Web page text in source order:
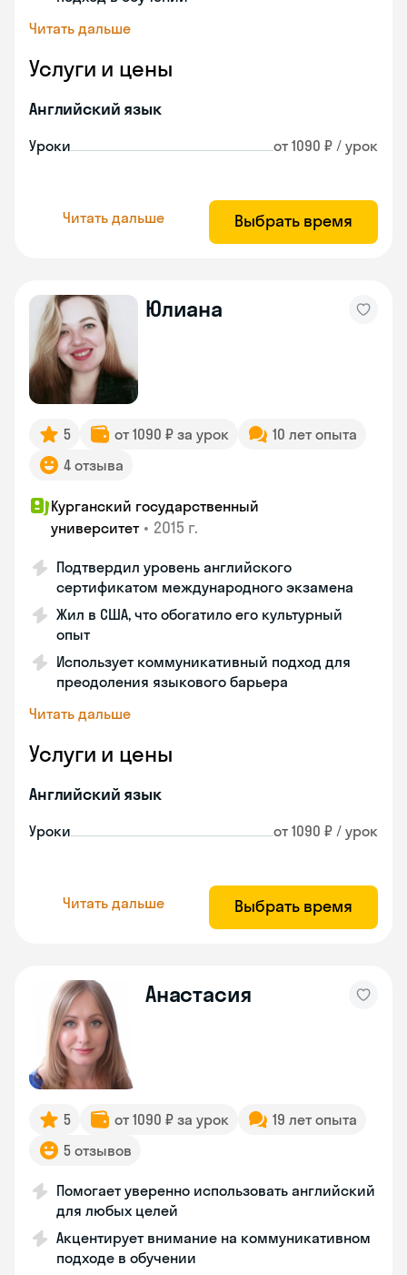
Читать дальше
Услуги и цены
Английский язык
Уроки от 1090 ₽ / урок
Читать дальше Выбрать время
Юлиана
5 от 1090 ₽ за урок
10 лет опыта
4 отзыва
Курганский государственный
университет • 2015 г.
Подтвердил уровень английского
сертификатом международного экзамена
Жил в США, что обогатило его культурный
опыт
Использует коммуникативный подход для
преодоления языкового барьера
Читать дальше
Услуги и цены
Английский язык
Уроки от 1090 ₽ / урок
Читать дальше Выбрать время
Анастасия
5 от 1090 ₽ за урок
19 лет опыта
5 отзывов
Помогает уверенно использовать английский
для любых целей
Акцентирует внимание на коммуникативном
подходе в обучении